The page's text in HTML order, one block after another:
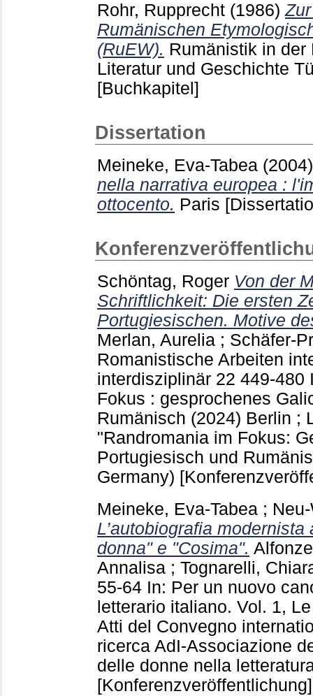
Rohr, Rupprecht (1986)
Rumänischen
(RuEW). Rumänistik in
Literatur und Geschichte
[Buchkapitel]
Dissertation
Meineke, Eva-Tabea
nella narrativa europea :
ottocento. Paris
Schöntag, Roger Von der
Schriftlichkeit: Die ersten
Portugiesischen. Motive
Merlan, Aurelia ; Schäfer-
Romanistische Arbeiten
interdisziplinär 22 449-480
Fokus : gesprochenes
Rumänisch (2024) Berlin ;
"Randromania im Fokus:
Portugiesisch und
Germany)
Meineke, Eva-Tabea ;
L’autobiografia
donna" e "Cosima".
Annalisa ; Tognarelli,
55-64 In: Per un nuovo
letterario italiano. Vol. 1,
Atti del Convegno
ricerca AdI-Associazione
delle donne nella
[Konferenzveröffentlichung]